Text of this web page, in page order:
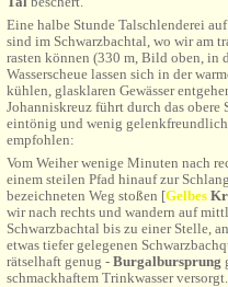
Eine halbe Stunde Talschlenderei
sind im Schwarzbachtal, wo wir am
rasten können (330 m, Bild oben, in
Wasserscheue lassen sich in der
kühlen, glasklaren Gewässer
Johanniskreuz führt durch das
eintönig und wenig
empfohlen:
Vom Weiher wenige Minuten nach
einem steilen Pfad hinauf zur
bezeichneten Weg stoßen [Gelbes
wir nach rechts und wandern auf
Schwarzbachtal bis zu einer Stelle,
etwas tiefer gelegenen
rätselhaft genug - Burgalbursprung
schmackhaftem Trinkwasser versorgt.